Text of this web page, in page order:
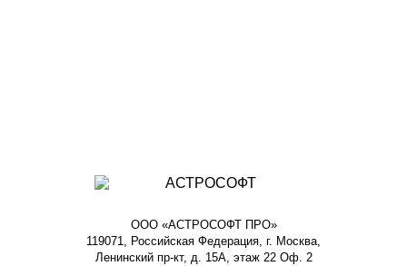
ООО «АСТРОСОФТ ПРО»
119071, Российская Федерация, г. Москва,
Ленинский пр-кт, д. 15А, этаж 22 Оф. 2